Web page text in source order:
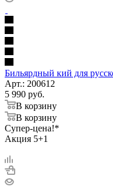
Бильярдный кий для
Арт.: 200612
5 990 руб.
В корзину
В корзину
Супер-цена!*
Акция 5+1